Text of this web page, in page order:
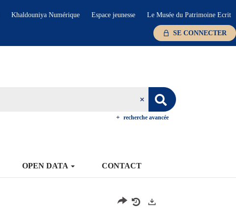
Khaldouniya Numérique Espace jeunesse Le Musée du Patrimoine Ecrit
SE CONNECTER
recherche avancée
OPEN DATA CONTACT